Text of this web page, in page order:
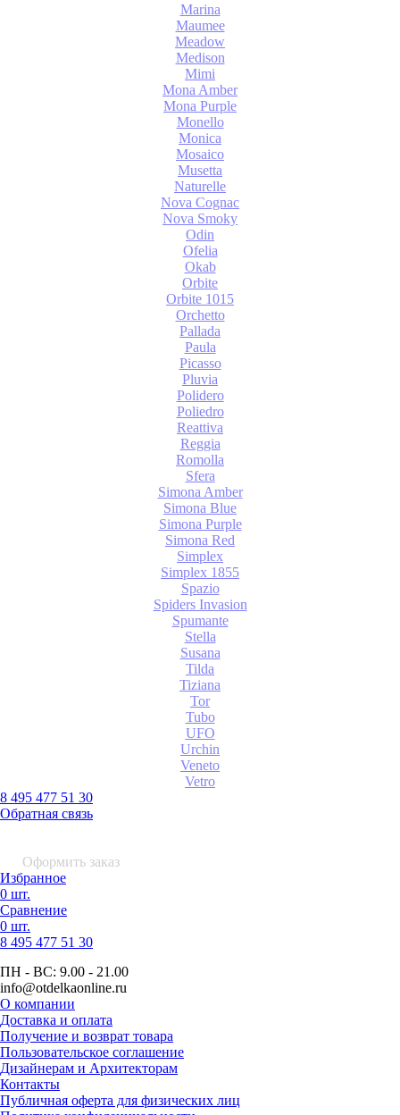
Marina
Maumee
Meadow
Medison
Mimi
Mona Amber
Mona Purple
Monello
Monica
Mosaico
Musetta
Naturelle
Nova Cognac
Nova Smoky
Odin
Ofelia
Okab
Orbite
Orbite 1015
Orchetto
Pallada
Paula
Picasso
Pluvia
Polidero
Poliedro
Reattiva
Reggia
Romolla
Sfera
Simona Amber
Simona Blue
Simona Purple
Simona Red
Simplex
Simplex 1855
Spazio
Spiders Invasion
Spumante
Stella
Susana
Tilda
Tiziana
Tor
Tubo
UFO
Urchin
Veneto
Vetro
8 495 477 51 30
Обратная связь
Оформить заказ
Избранное
0 шт.
Сравнение
0 шт.
8 495 477 51 30
ПН - ВС: 9.00 - 21.00
info@otdelkaonline.ru
О компании
Доставка и оплата
Получение и возврат товара
Пользовательское соглашение
Дизайнерам и Архитекторам
Контакты
Публичная оферта для физических лиц